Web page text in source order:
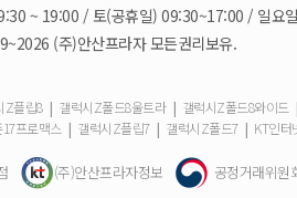
갤럭시S26 사전예약 공지사항
~ 19:00 / 토(공휴일) 09:30~17:00 / 일요
(주)안산프라자 모든권리보유.
Z플립8 | 갤럭시Z폴드8울트라 | 갤럭시Z폴드8와이드
프로맥스 | 갤럭시Z플립7 | 갤럭시Z폴드7 | KT인터
(주)안산프라자정보 공정거래위원